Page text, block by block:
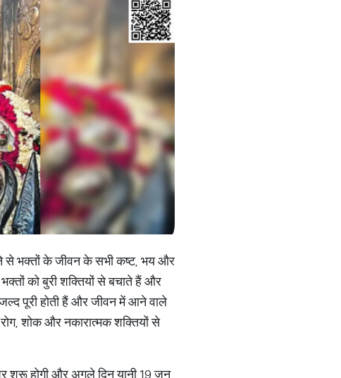
से भक्तों के जीवन के सभी कष्ट, भय और
को बुरी शक्तियों से बचाते हैं और
पूरी होती हैं और जीवन में आने वाले
शोक और नकारात्मक शक्तियों से
शुरू होगी और अगले दिन यानी 19 जून